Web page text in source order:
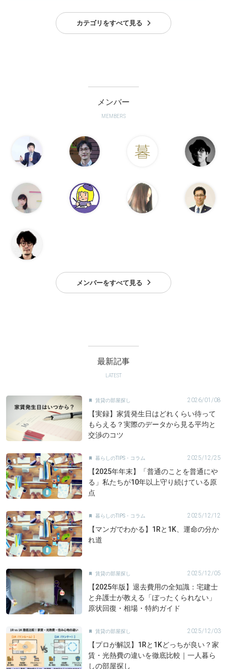
カテゴリをすべて見る
メンバー
MEMBERS
メンバーをすべて見る
最新記事
LATEST
 賃貸の部屋探し 2026/01/08
【実録】家賃発生日はどれくらい待って
もらえる？実際のデータから見る平均と
交渉のコツ
 暮らしのTIPS・コラム 2025/12/25
【2025年年末】「普通のことを普通にや
る」私たちが10年以上守り続けている原
点
 暮らしのTIPS・コラム 2025/12/12
【マンガでわかる】1Rと1K、運命の分か
れ道
 賃貸の部屋探し 2025/12/05
【2025年版】退去費用の全知識：宅建士
と弁護士が教える「ぼったくられない」
原状回復・相場・特約ガイド
 賃貸の部屋探し 2025/12/03
【プロが解説】1Rと1Kどっちが良い？家
賃・光熱費の違いを徹底比較｜一人暮ら
しの部屋探し